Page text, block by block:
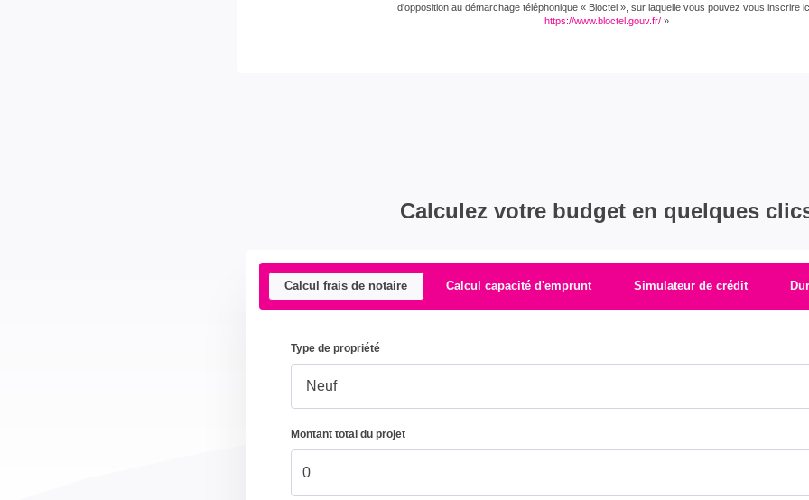
d'opposition au démarchage téléphonique « Bloctel », sur laquelle vous pouvez vous inscrire
https://www.bloctel.gouv.fr/ »
Calculez votre budget en quelques
Calcul frais de notaire Calcul capacité d'emprunt Simulateur de crédit